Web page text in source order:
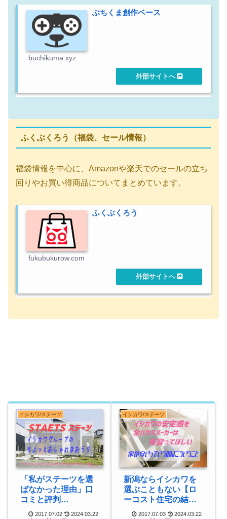
ぶちくま創作ベース
buchikuma.xyz
ふくぶくろう（福袋、セール情報）
福袋情報を中心に、Amazonや楽天でのセールの立ち
回りやお買い得商品についてまとめています。
ふくぶくろう
fukubukurow.com
イシカワ/ステーツ
「私がステーツを選
ばなかった理由」口
コミと評判
【STATES】
2017.07.02 2024.03.22
イシカワ/ステーツ
新潟ならイシカワを
選ぶこともない【ロ
ーコスト住宅の結
論】
2017.07.03 2024.03.22